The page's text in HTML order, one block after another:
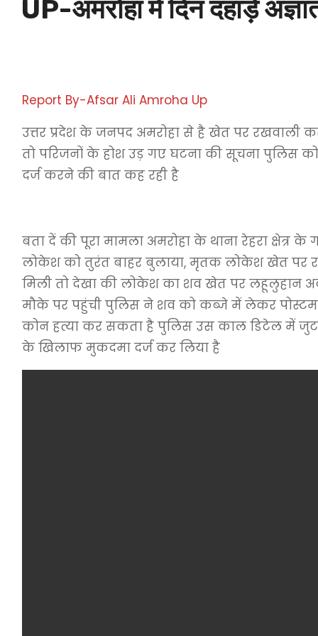
UP-अमरोहा में दिन दहाड़े
Report By-Afsar Ali Amroha Up
उत्तर प्रदेश के जनपद अमरोहा से है खेत पर रखवाली
तो परिजनों के होश उड़ गए घटना की सूचना पुलिस
दर्ज करने की बात कह रही है
बता दें की पूरा मामला अमरोहा के थाना रेहरा
लोकेश को तुरंत बाहर बुलाया, मृतक लोकेश खेत पर
मिली तो देखा की लोकेश का शव खेत पर लहूलुहान
मौके पर पहुंची पुलिस ने शव को कब्जे में लेकर
कोन हत्या कर सकता है पुलिस उस काल डिटेल में जुट
के खिलाफ मुकदमा दर्ज कर लिया है